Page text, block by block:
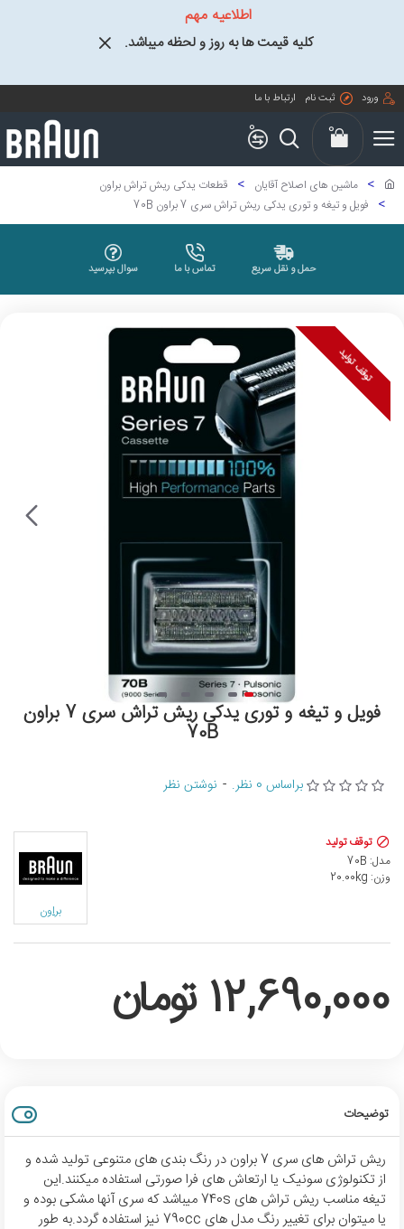
اطلاعیه مهم
کلیه قیمت ها به روز و لحظه میباشد.
ورود ثبت نام ارتباط با ما
0 0
ماشین های اصلاح آقایان
قطعات یدکی ریش تراش براون
فویل و تیغه و توری یدکی ریش تراش سری 7 براون 70B
حمل و نقل سریع تماس با ما سوال بپرسید
توقف تولید
فویل و تیغه و توری یدکی ریش تراش سری 7 براون
70B
توقف تولید
مدل: 70B
وزن: 20.00kg
براون
براساس 0 نظر. - نوشتن نظر
12,690,000 تومان
توضیحات
ریش تراش های سری 7 براون در رنگ بندی های متنوعی تولید شده و
از تکنولوژی سونیک یا ارتعاش های فرا صورتی استفاده میکنند.این
تیغه مناسب ریش تراش های 740s میباشد که سری آنها مشکی بوده و
یا میتوان برای تغییر رنگ مدل های 790cc نیز استفاده گردد.به طور